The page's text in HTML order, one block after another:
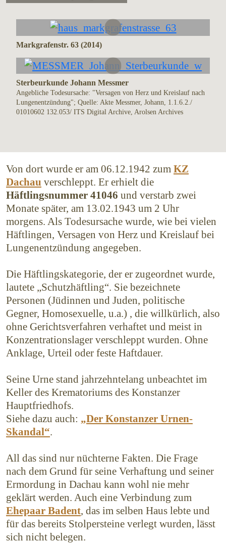
Markgrafenstr. 63 (2014)
Sterbeurkunde Johann Messmer
Angebliche Todesursache: "Versagen von Herz und Kreislauf nach
Lungenentzündung"; Quelle: Akte Messmer, Johann, 1.1.6.2./
01010602 132.053/ ITS Digital Archive, Arolsen Archives
Von dort wurde er am 06.12.1942 zum KZ
Dachau verschleppt. Er erhielt die
Häftlingsnummer 41046 und verstarb zwei
Monate später, am 13.02.1943 um 2 Uhr
morgens. Als Todesursache wurde, wie bei vielen
Häftlingen, Versagen von Herz und Kreislauf bei
Lungenentzündung angegeben.
Die Häftlingskategorie, der er zugeordnet wurde,
lautete „Schutzhäftling“. Sie bezeichnete
Personen (Jüdinnen und Juden, politische
Gegner, Homosexuelle, u.a.) , die willkürlich, also
ohne Gerichtsverfahren verhaftet und meist in
Konzentrationslager verschleppt wurden. Ohne
Anklage, Urteil oder feste Haftdauer.
Seine Urne stand jahrzehntelang unbeachtet im
Keller des Krematoriums des Konstanzer
Hauptfriedhofs.
Siehe dazu auch: „Der Konstanzer Urnen-
Skandal“.
All das sind nur nüchterne Fakten. Die Frage
nach dem Grund für seine Verhaftung und seiner
Ermordung in Dachau kann wohl nie mehr
geklärt werden. Auch eine Verbindung zum
Ehepaar Badent, das im selben Haus lebte und
für das bereits Stolpersteine verlegt wurden, lässt
sich nicht belegen.